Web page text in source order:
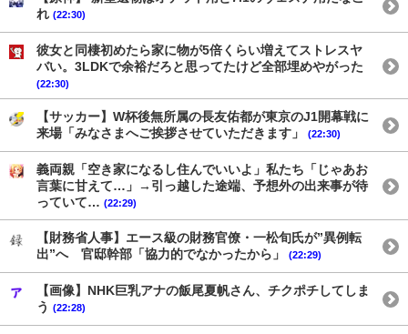
れ (22:30)
彼女と同棲初めたら家に物が5倍くらい増えてストレスヤ
バい。3LDKで余裕だろと思ってたけど全部埋めやがった
(22:30)
【サッカー】W杯後無所属の長友佑都が東京のJ1開幕戦に
来場「みなさまへご挨拶させていただきます」
(22:30)
義両親「空き家になるし住んでいいよ」私たち「じゃあお
言葉に甘えて…」→引っ越した途端、予想外の出来事が待
っていて… (22:29)
【財務省人事】エース級の財務官僚・一松旬氏が”異例転
出”へ 官邸幹部「協力的でなかったから」
(22:29)
【画像】NHK巨乳アナの飯尾夏帆さん、チクポチしてしま
う (22:28)